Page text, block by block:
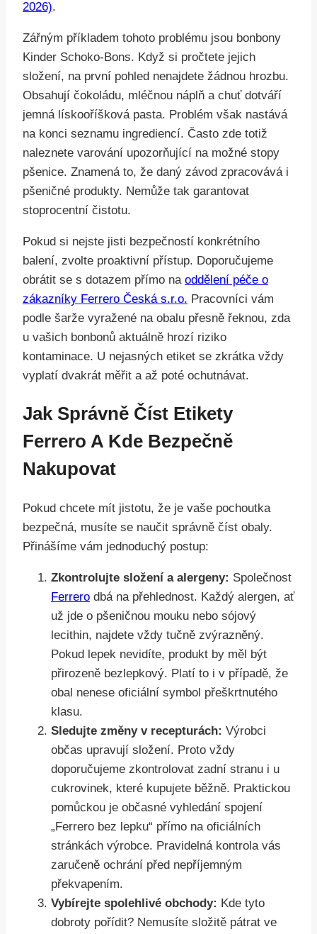
2026).
Zářným příkladem tohoto problému jsou bonbony
Kinder Schoko-Bons. Když si pročtete jejich
složení, na první pohled nenajdete žádnou hrozbu.
Obsahují čokoládu, mléčnou náplň a chuť dotváří
jemná lískooříšková pasta. Problém však nastává
na konci seznamu ingrediencí. Často zde totiž
naleznete varování upozorňující na možné stopy
pšenice. Znamená to, že daný závod zpracovává i
pšeničné produkty. Nemůže tak garantovat
stoprocentní čistotu.
Pokud si nejste jisti bezpečností konkrétního
balení, zvolte proaktivní přístup. Doporučujeme
obrátit se s dotazem přímo na oddělení péče o
zákazníky Ferrero Česká s.r.o. Pracovníci vám
podle šarže vyražené na obalu přesně řeknou, zda
u vašich bonbonů aktuálně hrozí riziko
kontaminace. U nejasných etiket se zkrátka vždy
vyplatí dvakrát měřit a až poté ochutnávat.
Jak Správně Číst Etikety
Ferrero A Kde Bezpečně
Nakupovat
Pokud chcete mít jistotu, že je vaše pochoutka
bezpečná, musíte se naučit správně číst obaly.
Přinášíme vám jednoduchý postup:
Zkontrolujte složení a alergeny: Společnost
Ferrero dbá na přehlednost. Každý alergen, ať
už jde o pšeničnou mouku nebo sójový
lecithin, najdete vždy tučně zvýrazněný.
Pokud lepek nevidíte, produkt by měl být
přirozeně bezlepkový. Platí to i v případě, že
obal nenese oficiální symbol přeškrtnutého
klasu.
Sledujte změny v recepturách: Výrobci
občas upravují složení. Proto vždy
doporučujeme zkontrolovat zadní stranu i u
cukrovinek, které kupujete běžně. Praktickou
pomůckou je občasné vyhledání spojení
„Ferrero bez lepku“ přímo na oficiálních
stránkách výrobce. Pravidelná kontrola vás
zaručeně ochrání před nepříjemným
překvapením.
Vybírejte spolehlivé obchody: Kde tyto
dobroty pořídit? Nemusíte složitě pátrat ve